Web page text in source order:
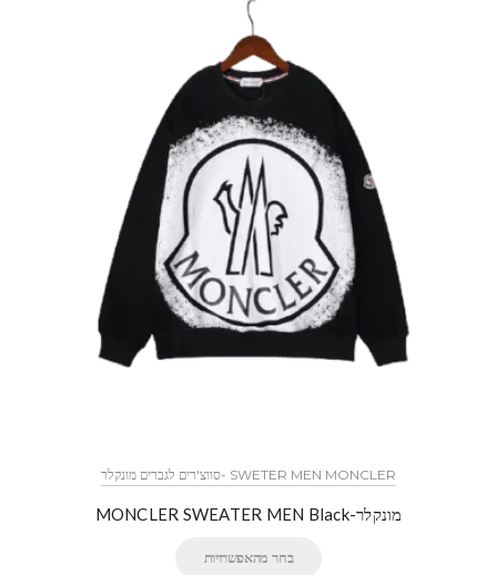
SWETER MEN MONCLER -סווצ'רים לגברים מונקלר
מונקלר-MONCLER SWEATER MEN Black
בחר מהאפשרויות